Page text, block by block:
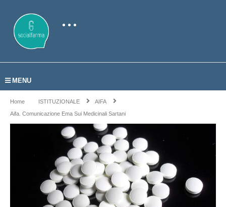
MENU
Home ISTITUZIONALE
AIFA
Aifa. Comunicazione Ema Sui Medicinali Sartani